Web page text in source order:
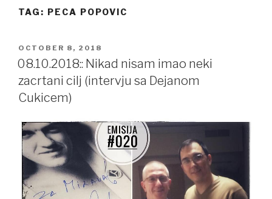
TAG: PECA POPOVIC
POSTED
ON
OCTOBER 8, 2018
08.10.2018:: Nikad nisam imao neki
zacrtani cilj (intervju sa Dejanom
Cukicem)